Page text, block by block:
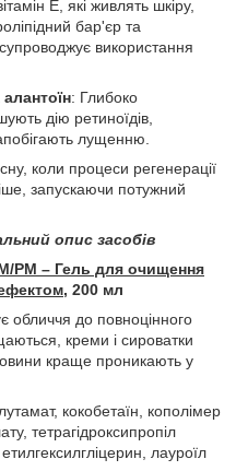
Е, які живлять шкіру,
бар'єр та
використання
: Глибоко
дію ретиноїдів,
лущенню.
коли процеси регенерації
запускаючи потужний
опис засобів
PM – Гель для очищення
, 200 мл
обличчя до повноцінного
креми і сироватки
краще проникають у
кокобетаїн, кополімер
тетрагідроксипропіл
лауроїл